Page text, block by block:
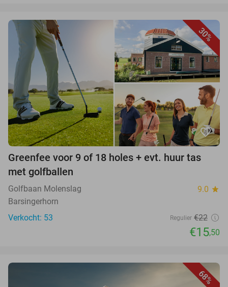
30%
favorite_border
Greenfee voor 9 of 18 holes + evt. huur tas
met golfballen
Golfbaan Molenslag 9.0 star
Barsingerhorn
Verkocht: 53
Regulier €22
€15,50
68%